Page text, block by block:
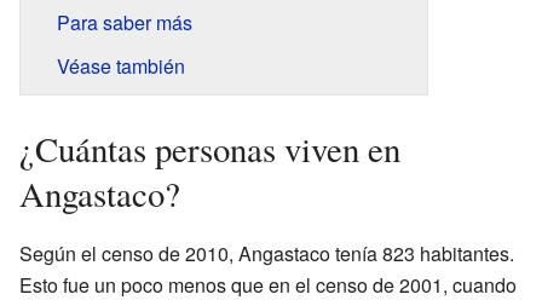
Para saber más
Véase también
¿Cuántas personas viven en
Angastaco?
Según el censo de 2010, Angastaco tenía 823 habitantes.
Esto fue un poco menos que en el censo de 2001, cuando